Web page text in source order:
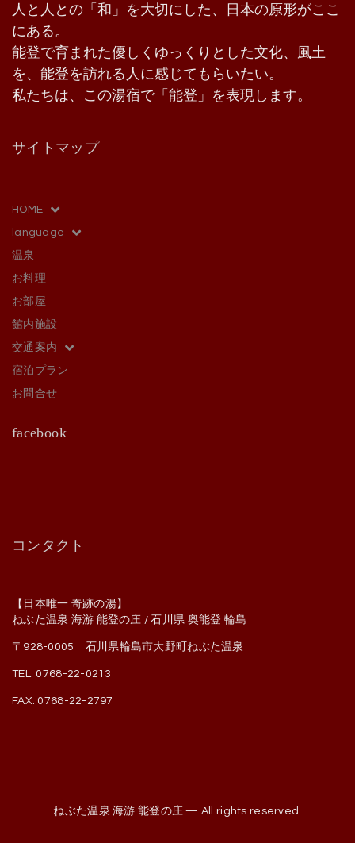
人と人との「和」を大切にした、日本の原形がここ
にある。
能登で育まれた優しくゆっくりとした文化、風土
を、能登を訪れる人に感じてもらいたい。
私たちは、この湯宿で「能登」を表現します。
サイトマップ
HOME
language
温泉
お料理
お部屋
館内施設
交通案内
宿泊プラン
お問合せ
facebook
コンタクト
【日本唯一 奇跡の湯】
ねぶた温泉 海游 能登の庄 / 石川県 奥能登 輪島
〒928-0005 石川県輪島市大野町ねぶた温泉
TEL. 0768-22-0213
FAX. 0768-22-2797
ねぶた温泉 海游 能登の庄 — All rights reserved.